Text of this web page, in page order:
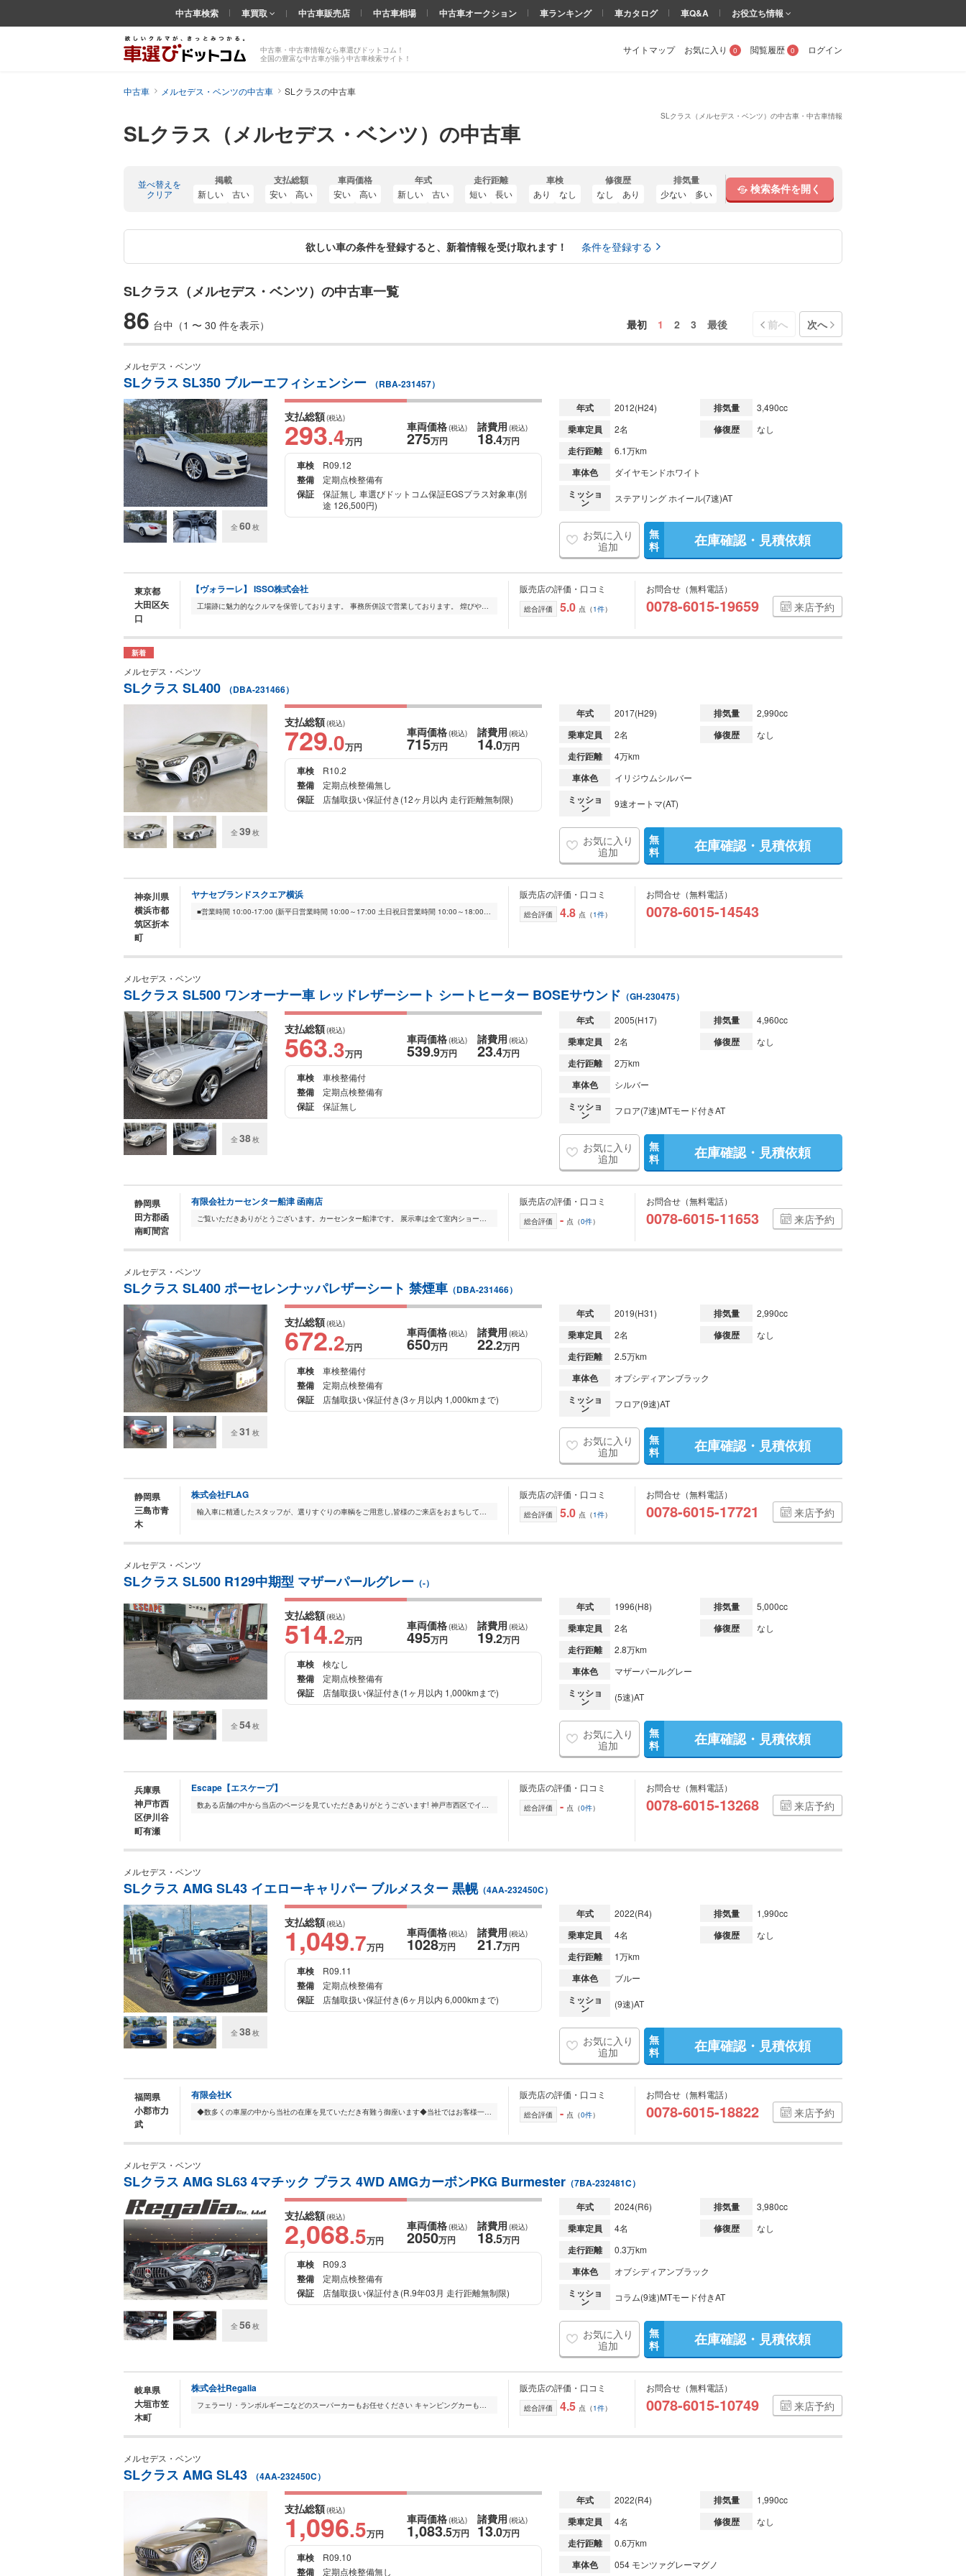
SLクラス（メルセデス・ベンツ）の中古車・中古車情報
SLクラス（メルセデス・ベンツ）の中古車
中古車・中古車情報なら車選びドットコム！
全国の豊富な中古車が揃う中古車検索サイト！
サイトマップ お気に入り 0 閲覧履歴 0 ログイン
中古車検索 車買取 中古車販売店 中古車相場 中古車オークション 車ランキング 車カタログ 車Q&A お役立ち情報
中古車 メルセデス・ベンツの中古車 SLクラスの中古車
並べ替えを
クリア
掲載
新しい 古い
支払総額
安い 高い
車両価格
安い 高い
年式
新しい 古い
走行距離
短い 長い
車検
あり なし
修復歴
なし あり
排気量
少ない 多い 検索条件を開く
欲しい車の条件を登録すると、新着情報を受け取れます！ 条件を登録する
SLクラス（メルセデス・ベンツ）の中古車一覧
86 台中（1 〜 30 件を表示） 最初 1 2 3 最後 前へ 次へ
メルセデス・ベンツ
SLクラス SL350 ブルーエフィシェンシー （RBA-231457）
全 60枚
支払総額(税込)
293.4万円
車両価格(税込)
275万円
諸費用 (税込)
18.4万円
車検
R09.12
整備 定期点検整備有
保証
保証無し 車選びドットコム保証EGSプラス対象車(別
途 126,500円)
年式 2012(H24) 排気量 3,490cc
乗車定員 2名 修復歴 なし
走行距離 6.1万km
車体色 ダイヤモンドホワイト
ミッショ
ン ステアリング ホイール(7速)AT
お気に入り
追加
無
料
在庫確認・見積依頼
東京都
大田区矢
口
【ヴォラーレ】 ISSO株式会社
工場跡に魅力的なクルマを保管しております。 事務所併設で営業しております。 煌びやかなショールームではございませんが、隠れ家的な販売店でクルマの質は勿論、トー...
販売店の評価・口コミ
総合評価 5.0 点（1件）
お問合せ（無料電話）
0078-6015-19659 来店予約
新着
メルセデス・ベンツ
SLクラス SL400 （DBA-231466）
全 39枚
支払総額(税込)
729.0万円
車両価格(税込)
715万円
諸費用 (税込)
14.0万円
車検
R10.2
整備 定期点検整備無し
保証 店舗取扱い保証付き(12ヶ月以内 走行距離無制限)
年式 2017(H29) 排気量 2,990cc
乗車定員 2名 修復歴 なし
走行距離 4万km
車体色 イリジウムシルバー
ミッショ
ン 9速オートマ(AT)
お気に入り
追加
無
料
在庫確認・見積依頼
神奈川県
横浜市都
筑区折本
町
ヤナセブランドスクエア横浜
■営業時間 10:00-17:00 (新平日営業時間 10:00～17:00 土日祝日営業時間 10:00～18:00) 月曜日 年末年始 (毎週月曜日と第2火曜日。月曜日が祝日の場合は営業し、翌 火曜...
販売店の評価・口コミ
総合評価 4.8 点（1件）
お問合せ（無料電話）
0078-6015-14543
メルセデス・ベンツ
SLクラス SL500 ワンオーナー車 レッドレザーシート シートヒーター BOSEサウンド （GH-230475）
全 38枚
支払総額(税込)
563.3万円
車両価格(税込)
539.9万円
諸費用 (税込)
23.4万円
車検
車検整備付
整備 定期点検整備有
保証 保証無し
年式 2005(H17) 排気量 4,960cc
乗車定員 2名 修復歴 なし
走行距離 2万km
車体色 シルバー
ミッショ
ン フロア(7速)MTモード付きAT
お気に入り
追加
無
料
在庫確認・見積依頼
静岡県
田方郡函
南町間宮
有限会社カーセンター船津 函南店
ご覧いただきありがとうございます。カーセンター船津です。 展示車は全て室内ショールームにて保管! 輸入車は初めてという方にも安心してお乗り頂ける様、販売後のフ...
販売店の評価・口コミ
総合評価 - 点（0件）
お問合せ（無料電話）
0078-6015-11653 来店予約
メルセデス・ベンツ
SLクラス SL400 ポーセレンナッパレザーシート 禁煙車 （DBA-231466）
全 31 枚
支払総額(税込)
672.2万円
車両価格(税込)
650万円
諸費用 (税込)
22.2万円
車検
車検整備付
整備 定期点検整備有
保証 店舗取扱い保証付き(3ヶ月以内 1,000kmまで)
年式 2019(H31) 排気量 2,990cc
乗車定員 2名 修復歴 なし
走行距離 2.5万km
車体色 オプシディアンブラック
ミッショ
ン フロア(9速)AT
お気に入り
追加
無
料
在庫確認・見積依頼
静岡県
三島市青
木
株式会社FLAG
輸入車に精通したスタッフが、選りすぐりの車輌をご用意し,皆様のご来店をおまちしております。初めての輸入車というお客様へも安心してご購入いただけるようご案内いた...
販売店の評価・口コミ
総合評価 5.0 点（1件）
お問合せ（無料電話）
0078-6015-17721 来店予約
メルセデス・ベンツ
SLクラス SL500 R129中期型 マザーパールグレー （-）
全 54枚
支払総額(税込)
514.2万円
車両価格(税込)
495万円
諸費用 (税込)
19.2万円
車検
検なし
整備 定期点検整備有
保証 店舗取扱い保証付き(1ヶ月以内 1,000kmまで)
年式 1996(H8) 排気量 5,000cc
乗車定員 2名 修復歴 なし
走行距離 2.8万km
車体色 マザーパールグレー
ミッショ
ン (5速)AT
お気に入り
追加
無
料
在庫確認・見積依頼
兵庫県
神戸市西
区伊川谷
町有瀬
Escape【エスケープ】
数ある店舗の中から当店のページを見ていただきありがとうございます! 神戸市西区でインポートネオクラシックカーを中心に販売しております。乗って楽しい観て楽しい、...
販売店の評価・口コミ
総合評価 - 点（0件）
お問合せ（無料電話）
0078-6015-13268 来店予約
メルセデス・ベンツ
SLクラス AMG SL43 イエローキャリパー ブルメスター 黒幌（4AA-232450C）
全 38枚
支払総額(税込)
1,049.7万円
車両価格(税込)
1028万円
諸費用 (税込)
21.7万円
車検
R09.11
整備 定期点検整備有
保証 店舗取扱い保証付き(6ヶ月以内 6,000kmまで)
年式 2022(R4) 排気量 1,990cc
乗車定員 4名 修復歴 なし
走行距離 1万km
車体色 ブルー
ミッショ
ン (9速)AT
お気に入り
追加
無
料
在庫確認・見積依頼
福岡県
小郡市力
武
有限会社K
◆数多くの車屋の中から当社の在庫を見ていただき有難う御座います◆当社ではお客様一人一人にご満足のいただける車輌をご用意させていただいております。お近くのお客様...
販売店の評価・口コミ
総合評価 - 点（0件）
お問合せ（無料電話）
0078-6015-18822 来店予約
メルセデス・ベンツ
SLクラス AMG SL63 4マチック プラス 4WD AMGカーボンPKG Burmester （7BA-232481C）
全 56枚
支払総額(税込)
2,068.5万円
車両価格(税込)
2050万円
諸費用 (税込)
18.5万円
車検
R09.3
整備 定期点検整備有
保証 店舗取扱い保証付き(R.9年03月 走行距離無制限)
年式 2024(R6) 排気量 3,980cc
乗車定員 4名 修復歴 なし
走行距離 0.3万km
車体色 オブシディアンブラック
ミッショ
ン コラム(9速)MTモード付きAT
お気に入り
追加
無
料
在庫確認・見積依頼
岐阜県
大垣市笠
木町
株式会社Regalia
フェラーリ・ランボルギーニなどのスーパーカーもお任せください キャンピングカーも得意で、「アドリア」「バーストナー」「ハイマー」などの各種モーターホームも取...
販売店の評価・口コミ
総合評価 4.5 点（1件）
お問合せ（無料電話）
0078-6015-10749 来店予約
メルセデス・ベンツ
SLクラス AMG SL43 （4AA-232450C）
支払総額(税込)
1,096.5万円
車両価格(税込)
1,083.5万円
諸費用 (税込)
13.0万円
車検
R09.10
整備 定期点検整備無し
年式 2022(R4) 排気量 1,990cc
乗車定員 4名 修復歴 なし
走行距離 0.6万km
車体色 054 モンツァグレーマグノ